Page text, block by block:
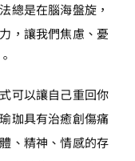
總是在腦海盤旋，
，讓我們焦慮、憂
可以讓自己重回你
珈具有治癒創傷痛
、精神、情感的存